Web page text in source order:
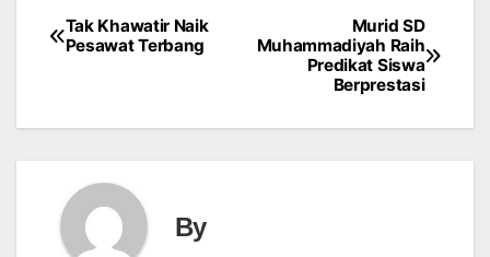
Post
Murid SD
Muhammadiyah Raih
Predikat Siswa
Berprestasi
Tak Khawatir Naik
Pesawat Terbang
By